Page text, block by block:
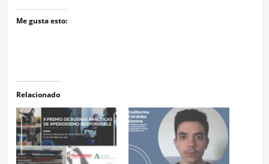
Me gusta esto:
Relacionado